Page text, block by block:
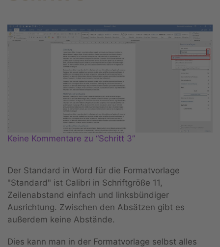
Keine Kommentare zu “Schritt 3”
Der Standard in Word für die Formatvorlage
"Standard" ist Calibri in Schriftgröße 11,
Zeilenabstand einfach und linksbündiger
Ausrichtung. Zwischen den Absätzen gibt es
außerdem keine Abstände.
Dies kann man in der Formatvorlage selbst alles